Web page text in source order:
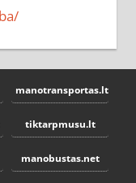
manotransportas.lt
tiktarpmusu.lt
manobustas.net